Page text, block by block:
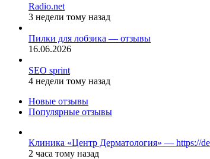
Radio.net
3 недели тому назад
Пилки для лобзика — отзывы
16.06.2026
SEO sprint
4 недели тому назад
Новые отзывы
Популярные отзывы
Клиника «Центр Дерматология» — https://
2 часа тому назад